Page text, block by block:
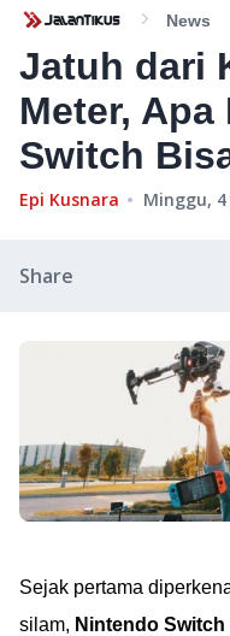
News
Jatuh dari
Meter,
Switch
Epi Kusnara Minggu, 4
Share
Sejak pertama
silam, Nintendo Switch